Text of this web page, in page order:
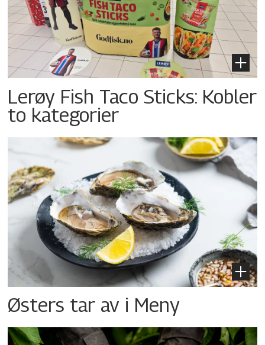
Lerøy Fish Taco Sticks: Kobler
to kategorier
Østers tar av i Meny